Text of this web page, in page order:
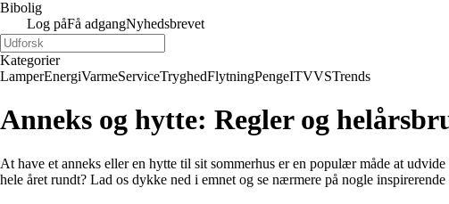
Bibolig
Log påFå adgangNyhedsbrevet
Kategorier
LamperEnergiVarmeServiceTryghedFlytningPengeITVVSTrends
Anneks og hytte: Regler og
At have et anneks eller en hytte til sit sommerhus er en populær måde at
hele året rundt? Lad os dykke ned i emnet og se nærmere på nogle inspirerende